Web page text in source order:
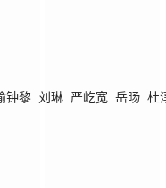
钟黎 刘琳 严屹宽 岳旸 杜